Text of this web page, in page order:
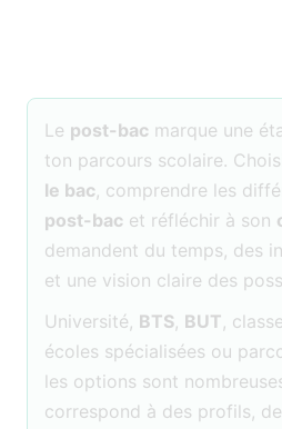
Le post-bac marque une
ton parcours scolaire.
le bac, comprendre les
post-bac et réfléchir à son
demandent du temps, des
et une vision claire des
Université, BTS, BUT,
écoles spécialisées ou
les options sont
correspond à des profils,